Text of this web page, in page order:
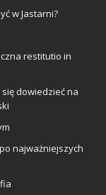
w Jastarni?
restitutio in
dowiedzieć na
najważniejszych